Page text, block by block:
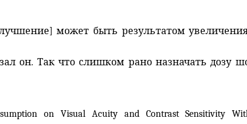
может быть результатом
он. Так что слишком рано назначать дозу
on Visual Acuity and Contrast Sensitivity